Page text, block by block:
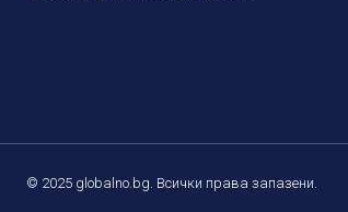
© 2025 globalno.bg. Всички права запазени.